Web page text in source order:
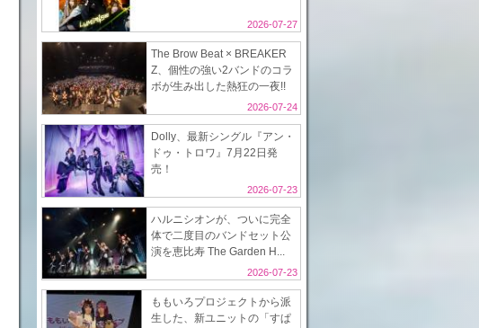
2026-07-27
The Brow Beat × BREAKER
Z、個性の強い2バンドのコラ
ボが生み出した熱狂の一夜!!
2026-07-24
Dolly、最新シングル『アン・
ドゥ・トロワ』7月22日発
売！
2026-07-23
ハルニシオンが、ついに完全
体で二度目のバンドセット公
演を恵比寿 The Garden H...
2026-07-23
ももいろプロジェクトから派
生した、新ユニットの「すぱ